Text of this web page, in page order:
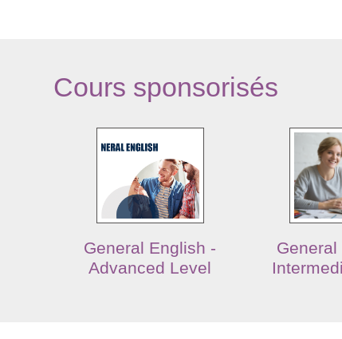
Cours sponsorisés
General English -
Advanced Level